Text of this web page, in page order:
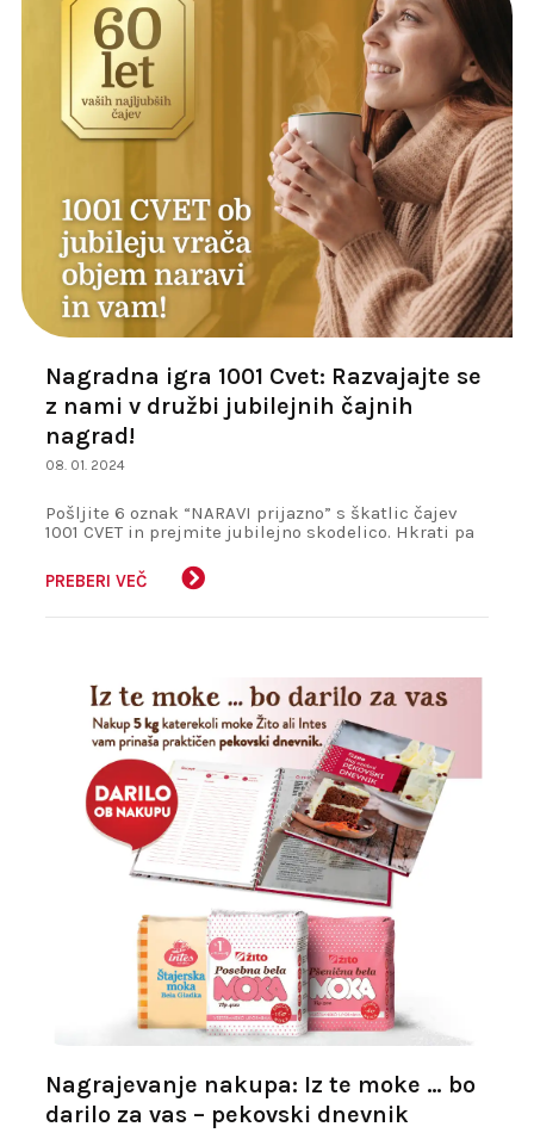
Nagradna igra 1001 Cvet: Razvajajte se
z nami v družbi jubilejnih čajnih
nagrad!
08. 01. 2024
Pošljite 6 oznak “NARAVI prijazno” s škatlic čajev
1001 CVET in prejmite jubilejno skodelico. Hkrati pa
žreb za eno od glavnih nagrad.
PREBERI VEČ
Nagrajevanje nakupa: Iz te moke … bo
darilo za vas – pekovski dnevnik